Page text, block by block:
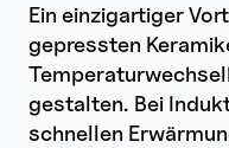
Ein einzigartiger
gepressten
gestalten. Bei
schnellen